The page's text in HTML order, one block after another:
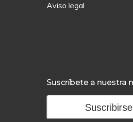
Aviso legal
Suscríbete a nuestra
Suscribirse